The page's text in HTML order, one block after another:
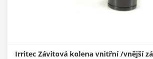
Irritec Závitová kolena vnitřní /vnější